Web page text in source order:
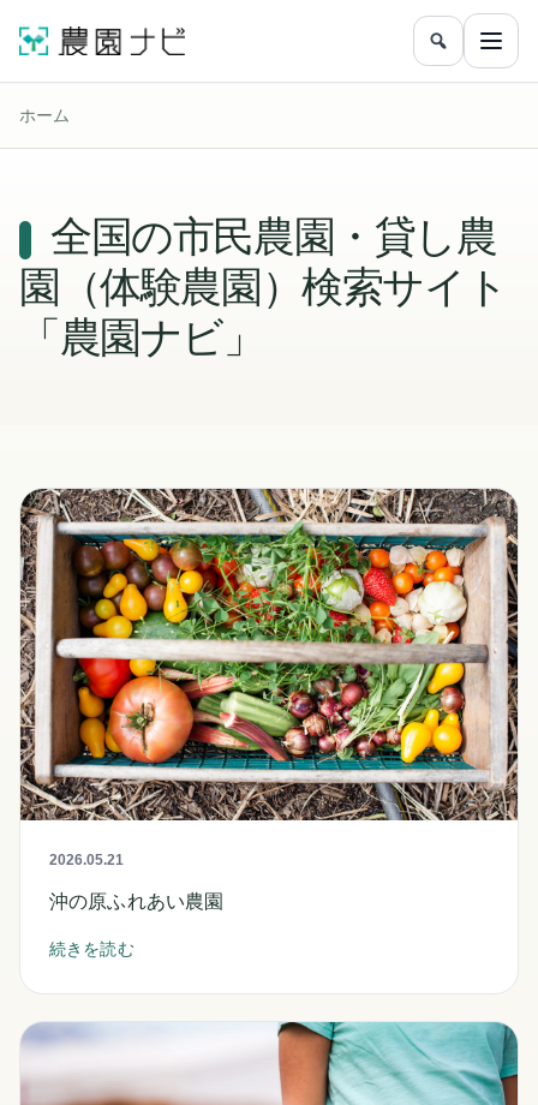
農園をフ
メニ
ホーム
全国の市民農園・貸し農
園（体験農園）検索サイト
「農園ナビ」
2026.05.21
沖の原ふれあい農園
続きを読む